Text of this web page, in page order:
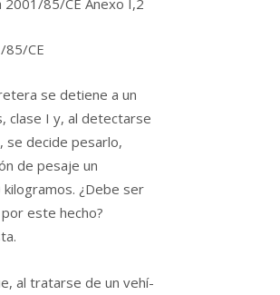
85/CE
se detiene a un
clase I y, al detectarse
se decide pesarlo,
de pesaje un
¿Debe ser
este hecho?
al tratarse de un vehí­